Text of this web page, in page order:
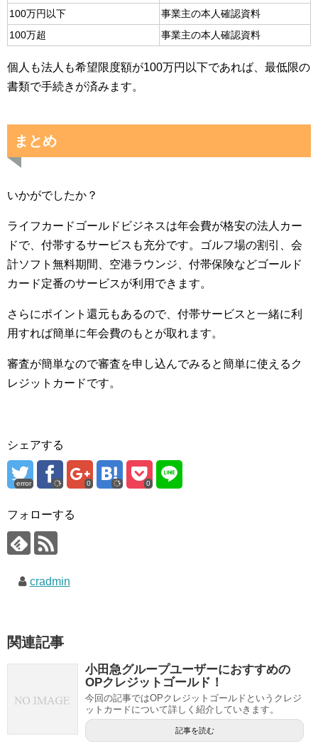
100万円以下
事業主の本人確認資料
100万超
事業主の本人確認資料
個人も法人も希望限度額が100万円以下であれば、最低限の
書類で手続きが済みます。
まとめ
いかがでしたか？
ライフカードゴールドビジネスは年会費が格安の法人カー
ドで、付帯するサービスも充分です。ゴルフ場の割引、会
計ソフト無料期間、空港ラウンジ、付帯保険などゴールド
カード定番のサービスが利用できます。
さらにポイント還元もあるので、付帯サービスと一緒に利
用すれば簡単に年会費のもとが取れます。
審査が簡単なので審査を申し込んでみると簡単に使えるク
レジットカードです。
シェアする
error 0 0
フォローする
cradmin
関連記事
小田急グループユーザーにおすすめの
OPクレジットゴールド！
今回の記事ではOPクレジットゴールドというクレジ
ットカードについて詳しく紹介していきます。
記事を読む